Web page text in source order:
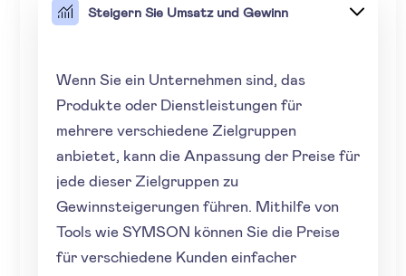
Steigern Sie Umsatz und Gewinn
Wenn Sie ein Unternehmen sind, das
Produkte oder Dienstleistungen für
mehrere verschiedene Zielgruppen
anbietet, kann die Anpassung der Preise für
jede dieser Zielgruppen zu
Gewinnsteigerungen führen. Mithilfe von
Tools wie SYMSON können Sie die Preise
für verschiedene Kunden einfacher